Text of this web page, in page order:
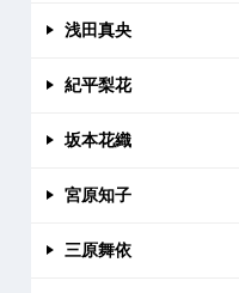
浅田真央
紀平梨花
坂本花織
宮原知子
三原舞依